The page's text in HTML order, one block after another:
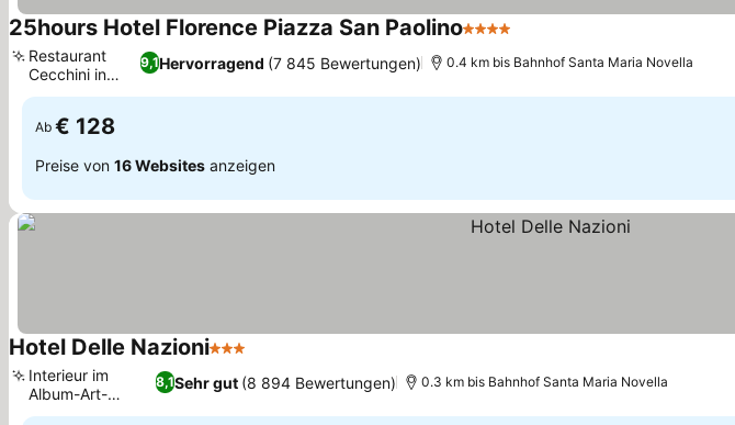
25hours Hotel Florence Piazza San Paolino4 Sterne
9,1Hervorragend (7 845 Bewertungen)
Restaurant
Cecchini in
città
0.4 km bis Bahnhof Santa Maria Novella
Ab € 128
Preise von 16 Websites anzeigen
Hotel Delle Nazioni3 Sterne
8,1Sehr gut (8 894 Bewertungen)
Interieur im
Album-Art-
Design
0.3 km bis Bahnhof Santa Maria Novella